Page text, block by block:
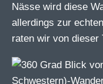
Nässe wird diese
allerdings zur
raten wir von dieser